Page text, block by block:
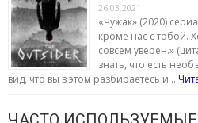
26.03.2021
«Чужак» (2020)
кроме нас с тобой.
совсем уверен.»
знать, что есть
вид, что вы в этом разбираетесь и …